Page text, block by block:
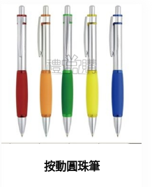
按動圓珠筆